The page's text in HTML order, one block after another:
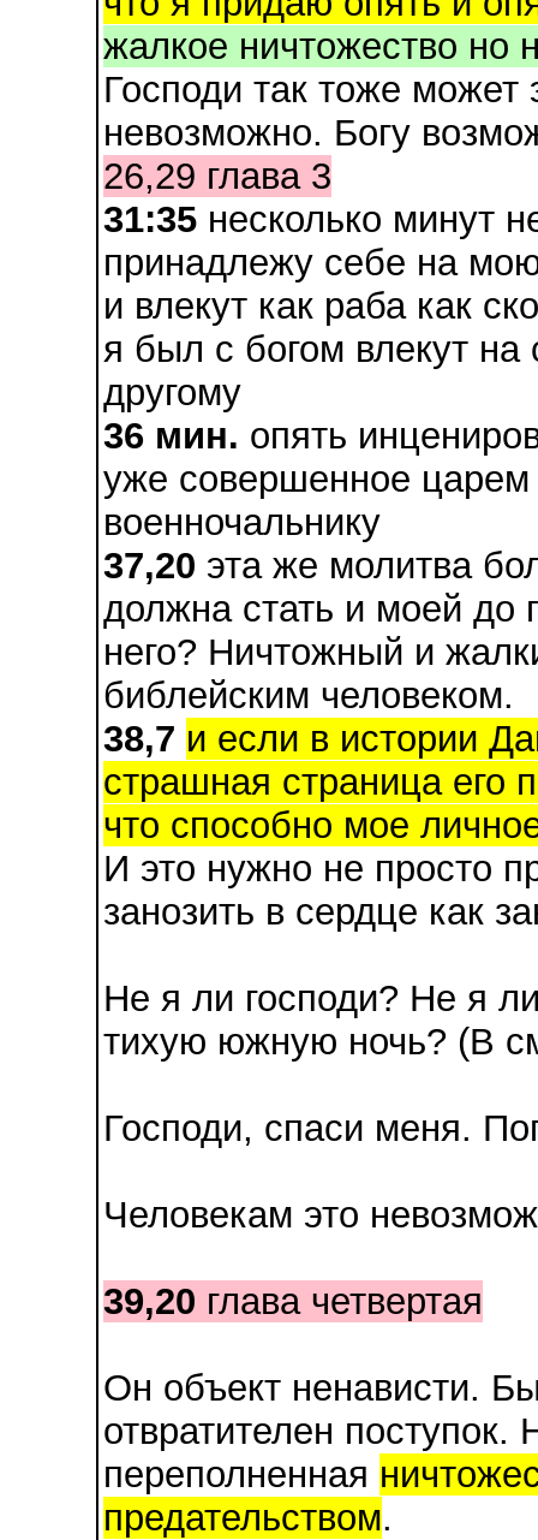
жалкое ничтожество но
Господи так тоже может
невозможно. Богу
26,29 глава 3
31:35 несколько минут
принадлежу себе на
и влекут как раба как
я был с богом влекут на
другому
36 мин. опять
уже совершенное
военночальнику
37,20 эта же молитва
должна стать и моей до
него? Ничтожный и
библейским человеком.
38,7 и если в истории
страшная страница его
что способно мое
И это нужно не просто
занозить в сердце как
Не я ли господи? Не я
тихую южную ночь? (В
Господи, спаси меня.
Человекам это
39,20 глава четвертая
Он объект ненависти.
отвратителен
переполненная
предательством.